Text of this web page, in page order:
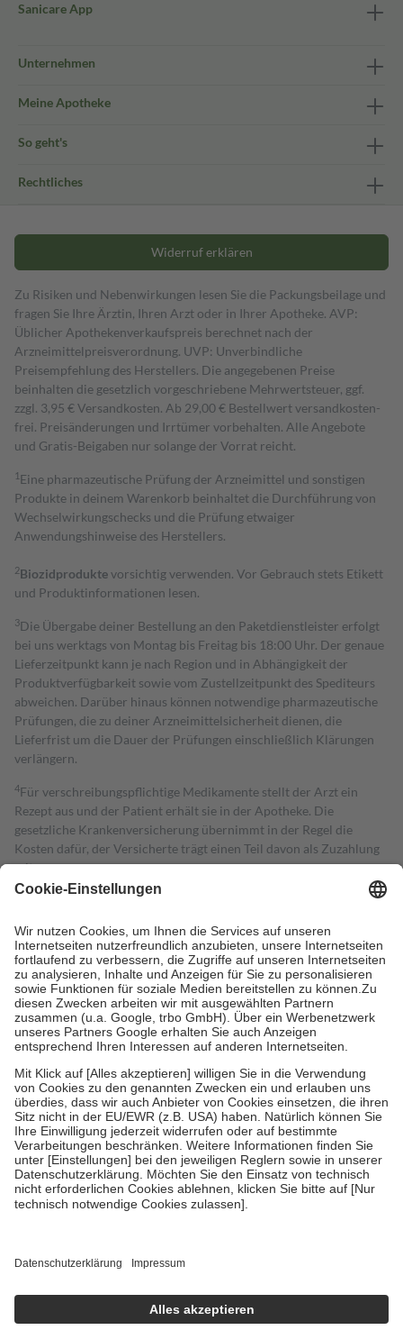
Sanicare App
Unternehmen
Meine Apotheke
So geht's
Rechtliches
Widerruf erklären
Zu Risiken und Nebenwirkungen lesen Sie die Packungsbeilage und
fragen Sie Ihre Ärztin, Ihren Arzt oder in Ihrer Apotheke. AVP:
Üblicher Apothekenverkaufspreis berechnet nach der
Arzneimittelpreisverordnung. UVP: Unverbindliche
Preisempfehlung des Herstellers. Die angegebenen Preise
beinhalten die gesetzlich vorgeschriebene Mehrwertsteuer, ggf.
zzgl. 3,95 € Versandkosten. Ab 29,00 € Bestell­wert versand­kosten­
frei. Preisänderungen und Irrtümer vorbehalten. Alle Angebote
und Gratis-Beigaben nur solange der Vorrat reicht.
1 Eine pharmazeutische Prüfung der Arzneimittel und sonstigen
Produkte in deinem Warenkorb beinhaltet die Durchführung von
Wechselwirkungschecks und die Prüfung etwaiger
Anwendungshinweise des Herstellers.
2Biozidproduktevorsichtig verwenden. Vor Gebrauch stets Etikett
und Produktinformationen lesen.
3Die Übergabe deiner Bestellung an den Paketdienstleister erfolgt
bei uns werktags von Montag bis Freitag bis 18:00 Uhr. Der genaue
Lieferzeitpunkt kann je nach Region und in Abhängigkeit der
Produktverfügbarkeit sowie vom Zustellzeitpunkt des Spediteurs
abweichen. Darüber hinaus können notwendige pharmazeutische
Prüfungen, die zu deiner Arzneimittelsicherheit dienen, die
Lieferfrist um die Dauer der Prüfungen einschließlich Klärungen
verlängern.
4Für verschreibungspflichtige Medikamente stellt der Arzt ein
Rezept aus und der Patient erhält sie in der Apotheke. Die
gesetzliche Krankenversicherung übernimmt in der Regel die
Kosten dafür, der Versicherte trägt einen Teil davon als Zuzahlung
mit.
Grundsätzlich leisten Mitglieder Zuzahlungen in Höhe von zehn
höchstens zehn Euro.
Es sind jedoch nie mehr als die tatsächlichen
Kosten der Leistung zu entrichten.
Diese Regeln gelten grundsätzlich auch für Online-Apotheken.
Bei Heilmitteln und häuslicher Krankenpflege beträgt die
Zuzahlung zehn Prozent der Kosten sowie zehn Euro je
Verordnung.
Um das Engagement der Versicherten für ihre eigene Gesundheit zu
stärken und die besondere Stellung der Familie zu unterstützen,
fallenkeine Zuzahlungenan bei:
• Kindern und Jugendlichen bis zum vollendeten 18. Lebensjahr
mit Ausnahme der Fahrkosten
• Untersuchungen zur Vorsorge und Früherkennung, die von der
GKV getragen werden
• empfohlenen Schutzimpfungen
• Harn- und Blutteststreifen
getroffen, um sicherzustellen, dass es sich um echte Bewertungen
https://help.etrusted.com/hc/de/articles/4419944605341